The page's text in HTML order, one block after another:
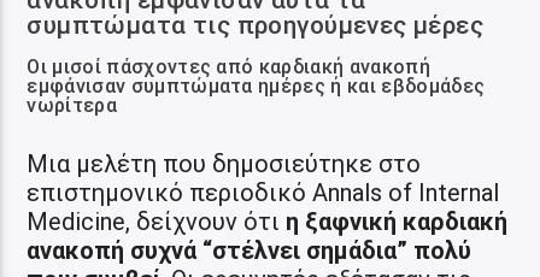
συμπτώματα τις προηγούμενες μέρες
Οι μισοί πάσχοντες από καρδιακή ανακοπή
εμφάνισαν συμπτώματα ημέρες ή και εβδομάδες
νωρίτερα
Μια μελέτη που δημοσιεύτηκε στο
επιστημονικό περιοδικό Annals of Internal
Medicine, δείχνουν ότι η ξαφνική καρδιακή
ανακοπή συχνά “στέλνει σημάδια” πολύ